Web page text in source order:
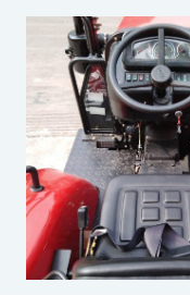
Skip